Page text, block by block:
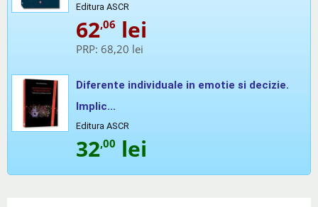
Editura ASCR
62,06 lei
PRP: 68,20 lei
Diferente individuale in emotie si decizie.
Implic...
Editura ASCR
32,00 lei